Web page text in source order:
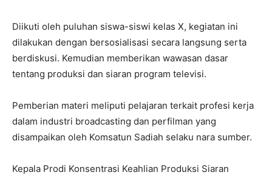
Diikuti oleh puluhan siswa-siswi kelas X, kegiatan ini
dilakukan dengan bersosialisasi secara langsung serta
berdiskusi. Kemudian memberikan wawasan dasar
tentang produksi dan siaran program televisi.
Pemberian materi meliputi pelajaran terkait profesi kerja
dalam industri broadcasting dan perfilman yang
disampaikan oleh Komsatun Sadiah selaku nara sumber.
Kepala Prodi Konsentrasi Keahlian Produksi Siaran